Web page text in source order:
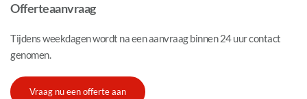
Offerteaanvraag
Tijdens weekdagen wordt na een aanvraag binnen 24 uur contact
genomen.
Vraag nu een offerte aan